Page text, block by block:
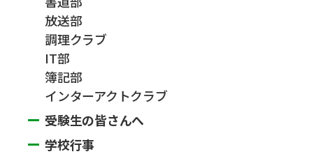
放送部
調理クラブ
IT部
簿記部
インターアクトクラブ
受験生の皆さんへ
学校行事